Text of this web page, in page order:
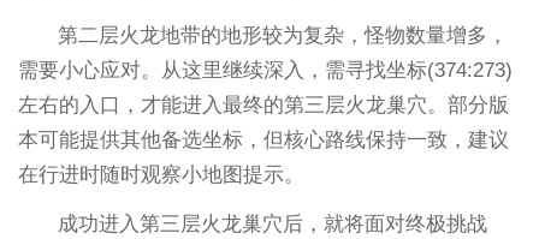
第二层火龙地带的地形较为复杂，怪物数量增多，
需要小心应对。从这里继续深入，需寻找坐标(374:273)
左右的入口，才能进入最终的第三层火龙巢穴。部分版
本可能提供其他备选坐标，但核心路线保持一致，建议
在行进时随时观察小地图提示。
成功进入第三层火龙巢穴后，就将面对终极挑战